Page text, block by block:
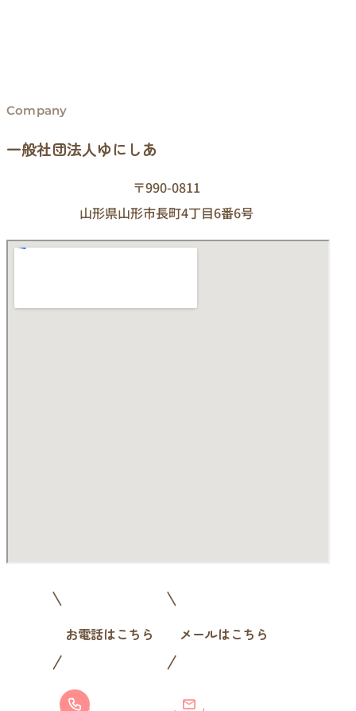
Company
一般社団法人ゆにしあ
〒990-0811
山形県山形市長町4丁目6番6号
お電話はこちら メールはこちら